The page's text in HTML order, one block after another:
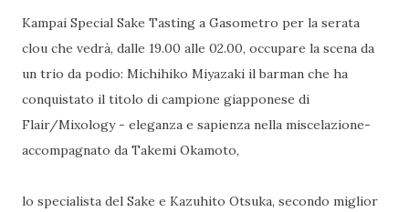
Kampai Special Sake Tasting a Gasometro per la serata
clou che vedrà, dalle 19.00 alle 02.00, occupare la scena da
un trio da podio: Michihiko Miyazaki il barman che ha
conquistato il titolo di campione giapponese di
Flair/Mixology - eleganza e sapienza nella miscelazione-
accompagnato da Takemi Okamoto,
lo specialista del Sake e Kazuhito Otsuka, secondo miglior